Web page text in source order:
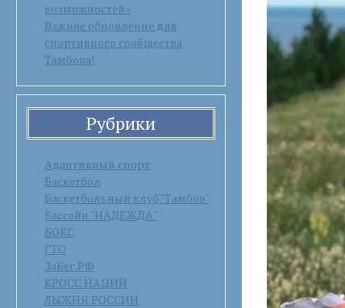
возможностей»
Важное обновление для
спортивного сообщества
Тамбова!
Рубрики
Адаптивный спорт
Баскетбол
Баскетбольный клуб "Тамбов"
Бассейн "НАДЕЖДА"
БОКС
ГТО
ЗаБег.РФ
КРОСС НАЦИЙ
ЛЫЖНЯ РОССИИ